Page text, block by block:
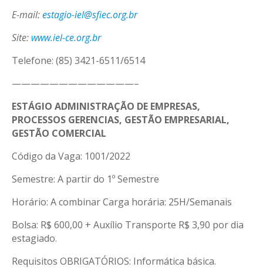
E-mail:estagio-iel@sfiec.org.br
Site: www.iel-ce.org.br
Telefone: (85) 3421-6511/6514
—————————————–
ESTÁGIO ADMINISTRAÇÃO DE EMPRESAS,
PROCESSOS GERENCIAS, GESTÃO EMPRESARIAL,
GESTÃO COMERCIAL
Código da Vaga: 1001/2022
Semestre: A partir do 1º Semestre
Horário: A combinar Carga horária: 25H/Semanais
Bolsa: R$ 600,00 + Auxílio Transporte R$ 3,90 por dia
estagiado.
Requisitos OBRIGATÓRIOS: Informática básica.